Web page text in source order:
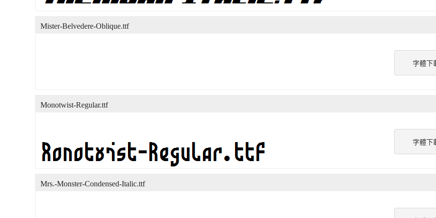
字體下
Mister-Belvedere-Oblique.ttf
字體下
Monotwist-Regular.ttf
Mrs.-Monster-Condensed-Italic.ttf